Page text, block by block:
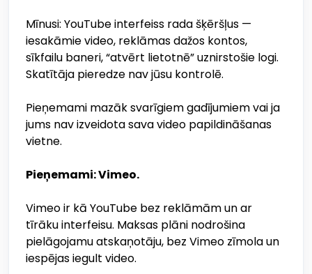
Mīnusi: YouTube interfeiss rada šķēršļus —
iesakāmie video, reklāmas dažos kontos,
sīkfailu baneri, “atvērt lietotnē” uznirstošie logi.
Skatītāja pieredze nav jūsu kontrolē.
Pieņemami mazāk svarīgiem gadījumiem vai ja
jums nav izveidota sava video papildināšanas
vietne.
Pieņemami: Vimeo.
Vimeo ir kā YouTube bez reklāmām un ar
tīrāku interfeisu. Maksas plāni nodrošina
pielāgojamu atskaņotāju, bez Vimeo zīmola un
iespējas iegult video.